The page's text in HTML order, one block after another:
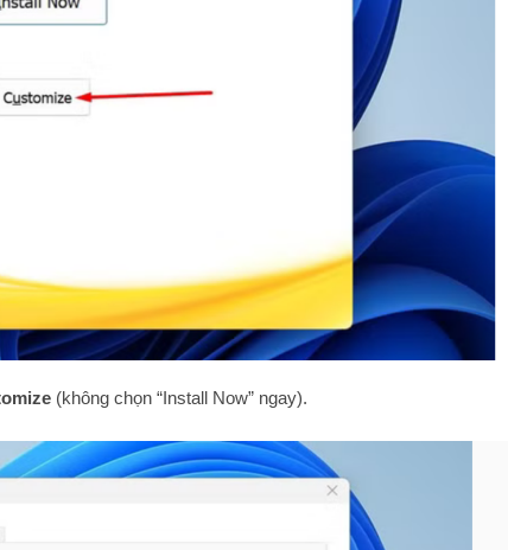
(không chọn “Install Now” ngay).